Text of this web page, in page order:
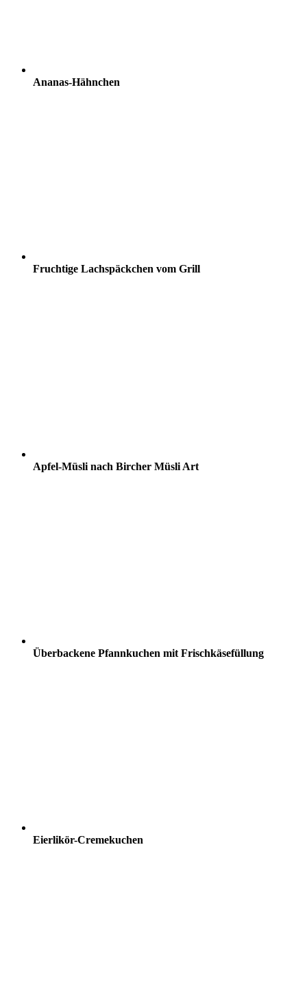
Ananas-Hähnchen
Fruchtige Lachspäckchen vom Grill
Apfel-Müsli nach Bircher Müsli Art
Überbackene Pfannkuchen mit Frischkäsefüllung
Eierlikör-Cremekuchen